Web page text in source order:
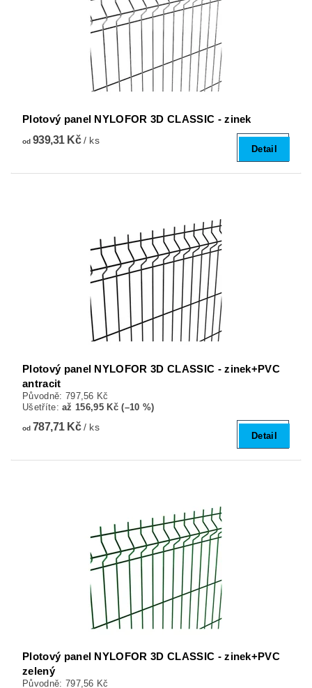
Plotový panel NYLOFOR 3D CLASSIC - zinek
od939,31 Kč/ ks
Detail
Plotový panel NYLOFOR 3D CLASSIC - zinek+PVC
antracit
Původně: 797,56 Kč
Ušetříte:až 156,95 Kč (–10 %)
od787,71 Kč/ ks
Detail
Plotový panel NYLOFOR 3D CLASSIC - zinek+PVC
zelený
Původně: 797,56 Kč